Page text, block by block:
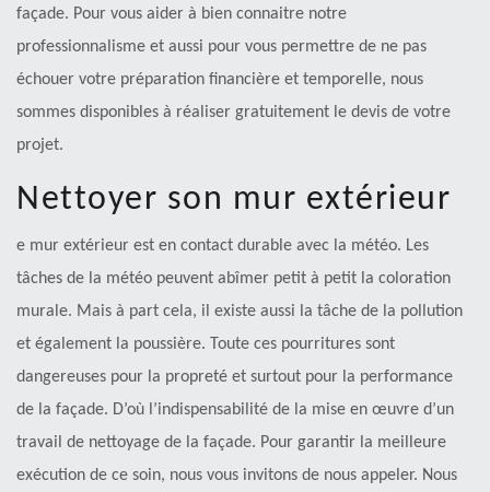
façade. Pour vous aider à bien connaitre notre
professionnalisme et aussi pour vous permettre de ne pas
échouer votre préparation financière et temporelle, nous
sommes disponibles à réaliser gratuitement le devis de votre
projet.
Nettoyer son mur extérieur
e mur extérieur est en contact durable avec la météo. Les
tâches de la météo peuvent abîmer petit à petit la coloration
murale. Mais à part cela, il existe aussi la tâche de la pollution
et également la poussière. Toute ces pourritures sont
dangereuses pour la propreté et surtout pour la performance
de la façade. D’où l’indispensabilité de la mise en œuvre d’un
travail de nettoyage de la façade. Pour garantir la meilleure
exécution de ce soin, nous vous invitons de nous appeler. Nous